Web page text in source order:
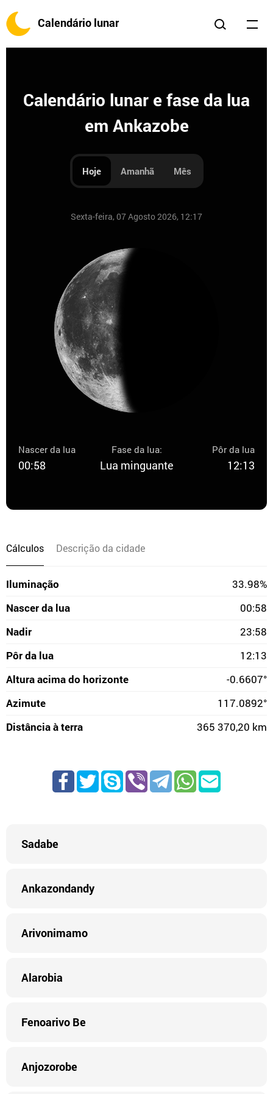
Calendário lunar
Calendário lunar e fase da lua
em Ankazobe
Hoje Amanhã Mês
Sexta-feira, 07 Agosto 2026, 12:17
Nascer da lua
00:58
Fase da lua:
Lua minguante
Pôr da lua
12:13
Cálculos Descrição da cidade
Iluminação
33.98%
Nascer da lua
00:58
Nadir
23:58
Pôr da lua
12:13
Altura acima do horizonte
-0.6607°
Azimute
117.0892°
Distância à terra
365 370,20 km
Sadabe
Ankazondandy
Arivonimamo
Alarobia
Fenoarivo Be
Anjozorobe